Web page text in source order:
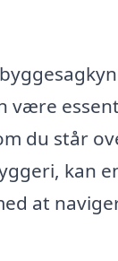
være
du står
kan
at